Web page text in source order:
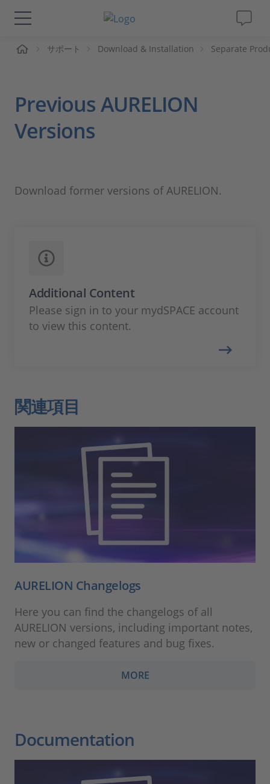
ソリューションと製品
動画
企業情報
サポート Download & Installation Separate
Previous AURELION
Versions
Download former versions of AURELION.
Additional Content
Please sign in to your mydSPACE account
to view this content.
関連項目
AURELION Changelogs
Here you can find the changelogs of all
AURELION versions, including important notes,
new or changed features and bug fixes.
MORE
Documentation